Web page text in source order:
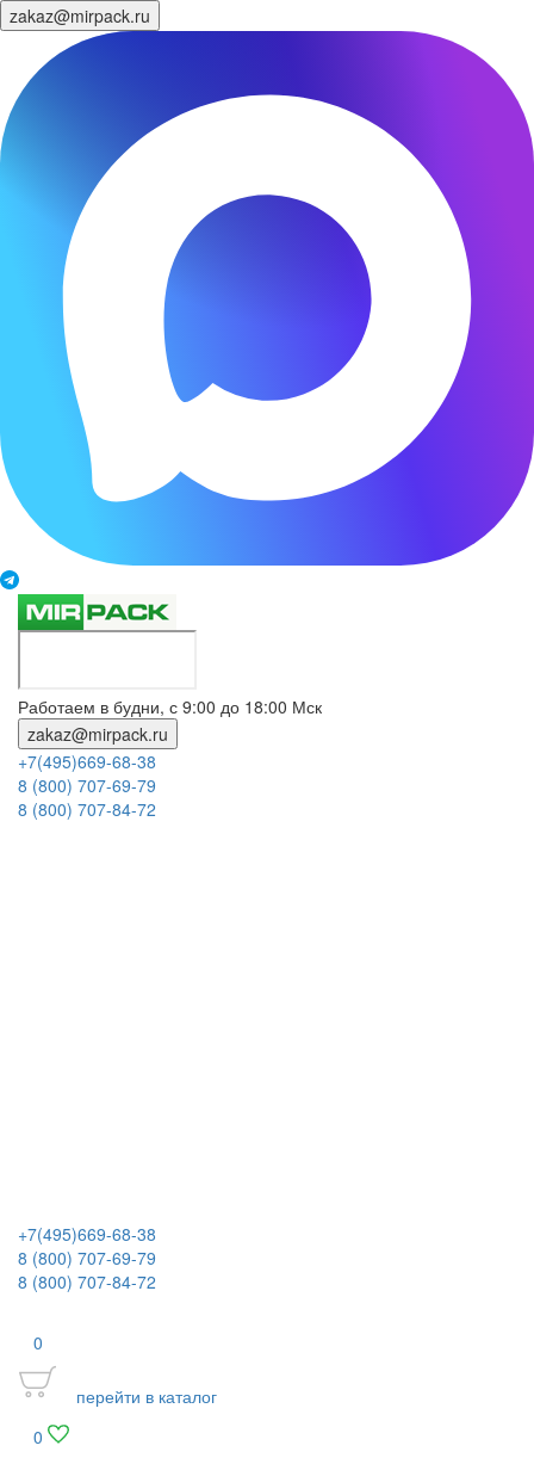
zakaz@mirpack.ru
Работаем в будни, с 9:00 до 18:00 Мск
zakaz@mirpack.ru
+7(495)669-68-38
8 (800) 707-69-79
8 (800) 707-84-72
+7(495)669-68-38
8 (800) 707-69-79
8 (800) 707-84-72
0
перейти в каталог
0